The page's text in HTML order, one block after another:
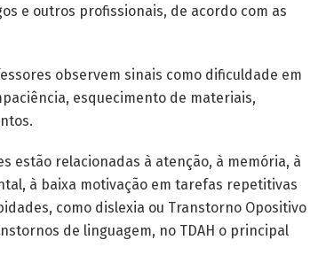
e outros profissionais, de acordo com as
observem sinais como dificuldade em
esquecimento de materiais,
estão relacionadas à atenção, à memória, à
à baixa motivação em tarefas repetitivas
como dislexia ou Transtorno Opositivo
de linguagem, no TDAH o principal